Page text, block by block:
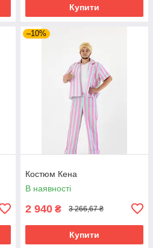
Купити
–10%
Костюм Кена
В наявності
2 940 ₴ 3 266,67 ₴
Купити